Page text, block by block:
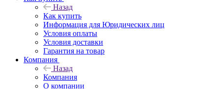
Назад
Как купить
Информация для Юридических лиц
Условия оплаты
Условия доставки
Гарантия на товар
Компания
Назад
Компания
О компании